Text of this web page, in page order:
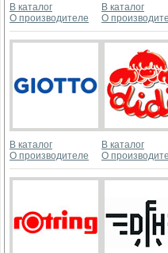
В каталог
О производителе
В каталог
О
В каталог
О производителе
В каталог
О